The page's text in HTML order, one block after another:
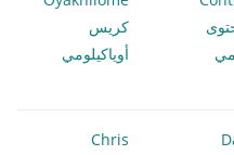
كريس
أوياكيلومي
Chris